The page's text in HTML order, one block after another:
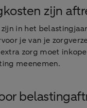
zijn
in het
je van je
zorg moet
meenemen.